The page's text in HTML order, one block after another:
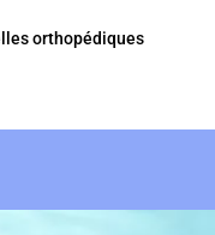
orthopédiques